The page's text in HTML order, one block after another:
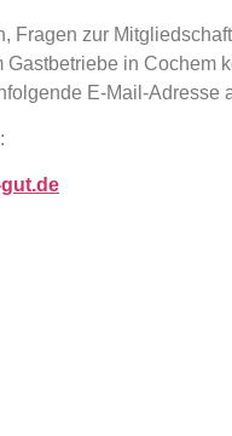
Fragen zur
Gastbetriebe in Cochem
E-Mail-Adresse